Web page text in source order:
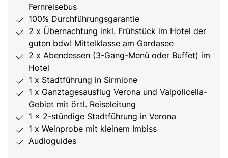
Fernreisebus
100% Durchführungsgarantie
2 x Übernachtung inkl. Frühstück im Hotel der
guten bdw! Mittelklasse am Gardasee
2 x Abendessen (3-Gang-Menü oder Buffet) im
Hotel
1 x Stadtführung in Sirmione
1 x Ganztagesausflug Verona und Valpolicella-
Gebiet mit örtl. Reiseleitung
1 x 2-stündige Stadtführung in Verona
1 x Weinprobe mit kleinem Imbiss
Audioguides